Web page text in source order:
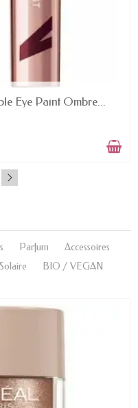
Eye Paint Ombre...
Parfum
Accessoires
Solaire BIO / VEGAN